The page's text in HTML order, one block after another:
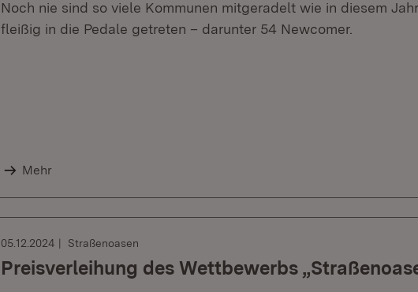
Noch nie sind so viele Kommunen mitgeradelt wie in diesem
fleißig in die Pedale getreten – darunter 54 Newcomer.
Mehr
05.12.2024 Straßenoasen
Preisverleihung des Wettbewerbs